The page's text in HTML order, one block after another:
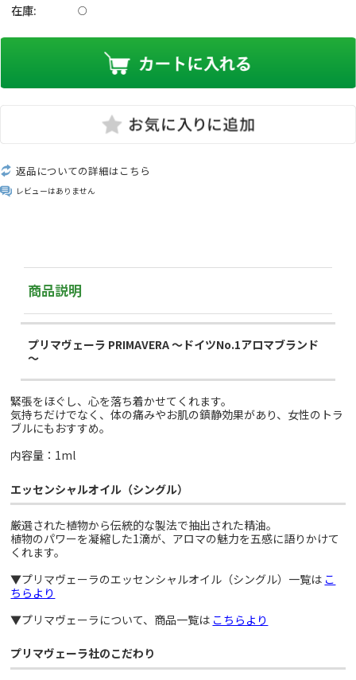
在庫: ○
返品についての詳細はこちら
レビューはありません
商品説明
プリマヴェーラ PRIMAVERA ～ドイツNo.1アロマブランド
～
緊張をほぐし、心を落ち着かせてくれます。
気持ちだけでなく、体の痛みやお肌の鎮静効果があり、女性のトラ
ブルにもおすすめ。
内容量：1ml
エッセンシャルオイル（シングル）
厳選された植物から伝統的な製法で抽出された精油。
植物のパワーを凝縮した1滴が、アロマの魅力を五感に語りかけて
くれます。
▼プリマヴェーラのエッセンシャルオイル（シングル）一覧は こ
ちらより
▼プリマヴェーラについて、商品一覧は こちらより
プリマヴェーラ社のこだわり